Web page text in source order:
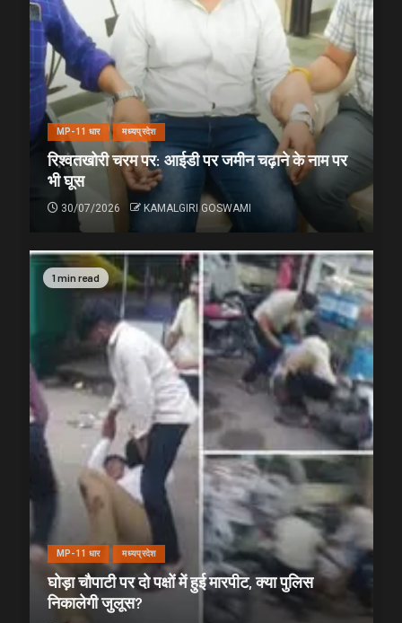
MP-11 धार मध्यप्रदेश
रिश्वतखोरी चरम पर: आईडी पर जमीन चढ़ाने के नाम पर
भी घूस
30/07/2026 KAMALGIRI GOSWAMI
1 min read
MP-11 धार मध्यप्रदेश
घोड़ा चौपाटी पर दो पक्षों में हुई मारपीट, क्या पुलिस
निकालेगी जुलूस?